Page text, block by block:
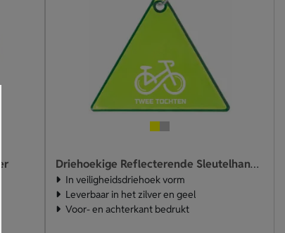
Driehoekige Reflecterende Sleutelhanger
In veiligheidsdriehoek vorm
Leverbaar in het zilver en geel
Voor- en achterkant bedrukt